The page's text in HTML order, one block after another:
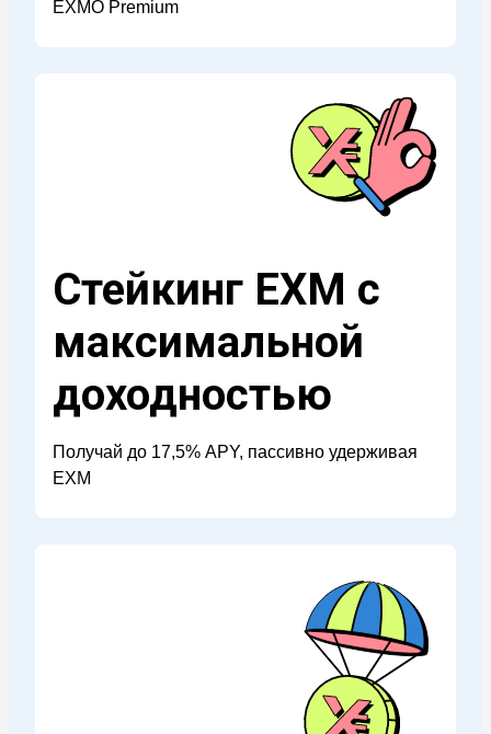
EXMO Premium
Стейкинг EXM с
максимальной
доходностью
Получай до 17,5% APY, пассивно удерживая
EXM